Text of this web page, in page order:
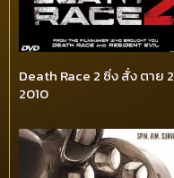
Death Race 2 ซิ่ง สั่ง ตาย 2
2010